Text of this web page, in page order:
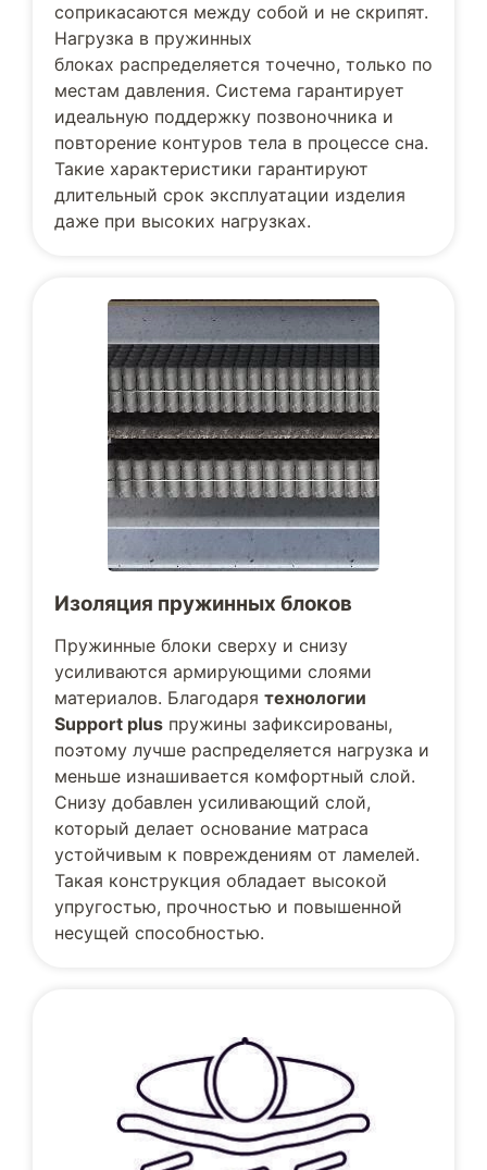
соприкасаются между собой и не скрипят.
Нагрузка в пружинных
блоках распределяется точечно, только по
местам давления. Система гарантирует
идеальную поддержку позвоночника и
повторение контуров тела в процессе сна.
Такие характеристики гарантируют
длительный срок эксплуатации изделия
даже при высоких нагрузках.
Изоляция пружинных блоков
Пружинные блоки сверху и снизу
усиливаются армирующими слоями
материалов. Благодаря технологии
Support plus пружины зафиксированы,
поэтому лучше распределяется нагрузка и
меньше изнашивается комфортный слой.
Снизу добавлен усиливающий слой,
который делает основание матраса
устойчивым к повреждениям от ламелей.
Такая конструкция обладает высокой
упругостью, прочностью и повышенной
несущей способностью.